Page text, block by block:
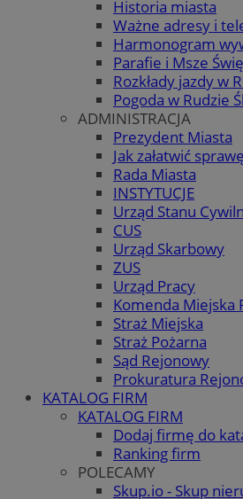
Historia miasta
Ważne adresy i
Harmonogram
Parafie i Msze
Rozkłady jazdy w
Pogoda w Rudzie
ADMINISTRACJA
Prezydent Miasta
Jak załatwić
Rada Miasta
INSTYTUCJE
Urząd Stanu
CUS
Urząd Skarbowy
ZUS
Urząd Pracy
Komenda Miejska
Straż Miejska
Straż Pożarna
Sąd Rejonowy
Prokuratura
KATALOG FIRM
KATALOG FIRM
Dodaj firmę do
Ranking firm
POLECAMY
Skup.io - Skup